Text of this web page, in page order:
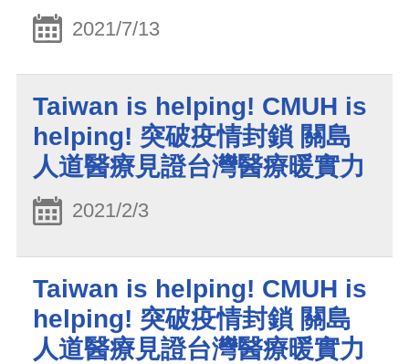
2021/7/13
Taiwan is helping! CMUH is
helping! 突破疫情封鎖 關島
人道醫療見證台灣醫療暖實力
2021/2/3
Taiwan is helping! CMUH is
helping! 突破疫情封鎖 關島
人道醫療見證台灣醫療暖實力